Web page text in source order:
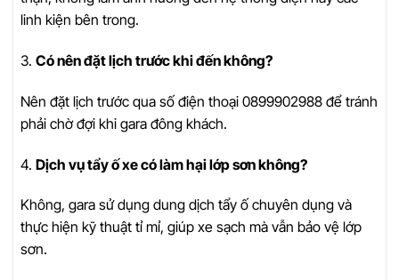
linh kiện bên trong.
3. Có nên đặt lịch trước khi đến không?
Nên đặt lịch trước qua số điện thoại 0899902988 để tránh
phải chờ đợi khi gara đông khách.
4. Dịch vụ tẩy ố xe có làm hại lớp sơn không?
Không, gara sử dụng dung dịch tẩy ố chuyên dụng và
thực hiện kỹ thuật tỉ mỉ, giúp xe sạch mà vẫn bảo vệ lớp
sơn.